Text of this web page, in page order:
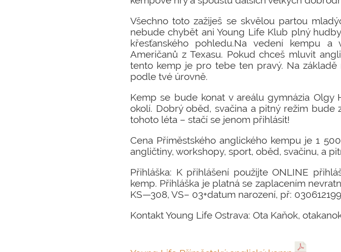
Všechno toto zažiješ se skvělou partou
nebude chybět ani Young Life Klub plný
křesťanského pohledu.Na vedení kempu
Američanů z Texasu. Pokud chceš mluvit
tento kemp je pro tebe ten pravý. Na
podle tvé úrovně.
Kemp se bude konat v areálu gymnázia Olgy
okolí. Dobrý oběd, svačina a pitný režim bude
tohoto léta – stačí se jenom přihlásit!
Cena Příměstského anglického kempu je 1
angličtiny, workshopy, sport, oběd, svačinu, a
Přihláška: K přihlášení použijte ONLINE
kemp. Přihláška je platná se zaplacením
KS—308, VS– 03+datum narození, př:
Kontakt Young Life Ostrava: Ota Kaňok,